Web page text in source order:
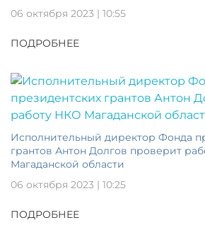
06 октября 2023 | 10:55
ПОДРОБНЕЕ
Исполнительный директор Фонда
грантов Антон Долгов проверит
Магаданской области
06 октября 2023 | 10:25
ПОДРОБНЕЕ